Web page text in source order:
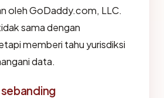
oleh GoDaddy.com, LLC.
sama dengan
memberi tahu yurisdiksi
data.